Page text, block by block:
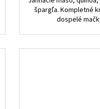
špargľa. Kompletné
dospelé